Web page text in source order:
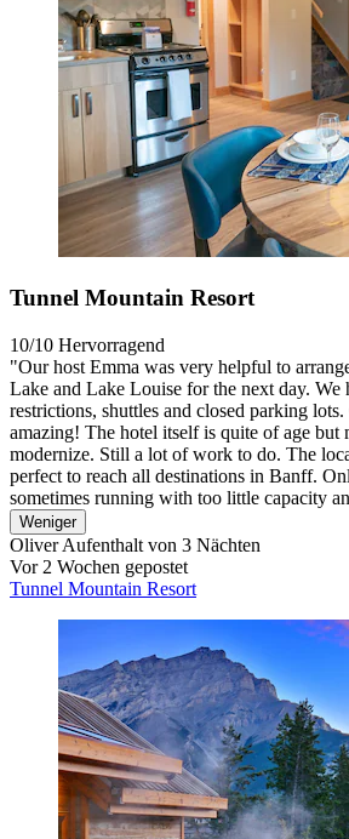
Tunnel Mountain Resort
10/10 Hervorragend
"Our host Emma was very helpful to
Lake and Lake Louise for the next day. We
restrictions, shuttles and closed parking
amazing! The hotel itself is quite of age but
modernize. Still a lot of work to do. The
perfect to reach all destinations in Banff.
sometimes running with too little capacity
Weniger
OliverAufenthalt von 3 Nächten
Vor 2 Wochen gepostet
Tunnel Mountain Resort